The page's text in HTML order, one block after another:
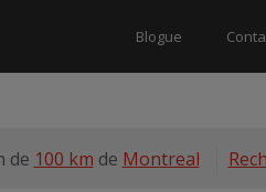
Blogue
de 100 km de Montreal